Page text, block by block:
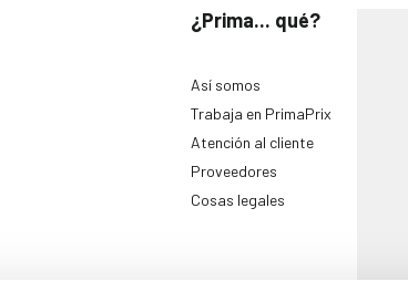
¿Prima... qué?
Así somos
Trabaja en PrimaPrix
Atención al cliente
Proveedores
Cosas legales